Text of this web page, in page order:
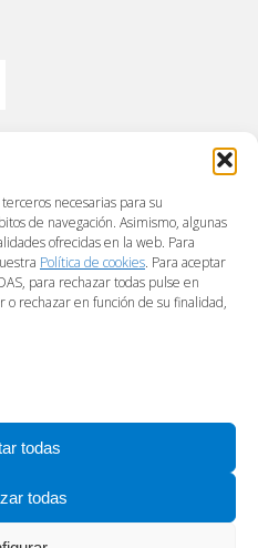
necesarias para su
de navegación. Asimismo, algunas
ofrecidas en la web. Para
Política de cookies. Para aceptar
para rechazar todas pulse en
o rechazar en función de su finalidad,
todas
todas